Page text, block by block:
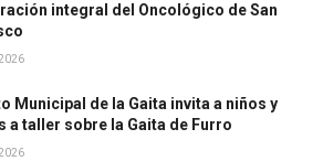
integral del Oncológico de San
Municipal de la Gaita invita a niños y
a taller sobre la Gaita de Furro